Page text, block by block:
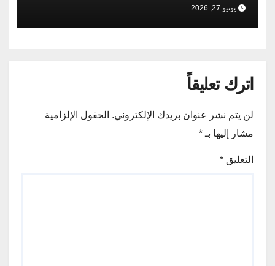
يونيو 27, 2026
اترك تعليقاً
لن يتم نشر عنوان بريدك الإلكتروني. الحقول الإلزامية
مشار إليها بـ *
التعليق *